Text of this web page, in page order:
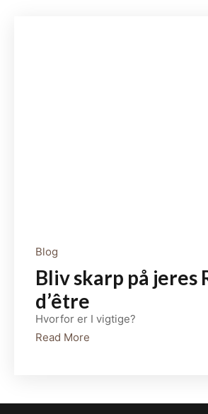
Blog
Bliv skarp på jeres
d’être
Hvorfor er I vigtige?
Read More